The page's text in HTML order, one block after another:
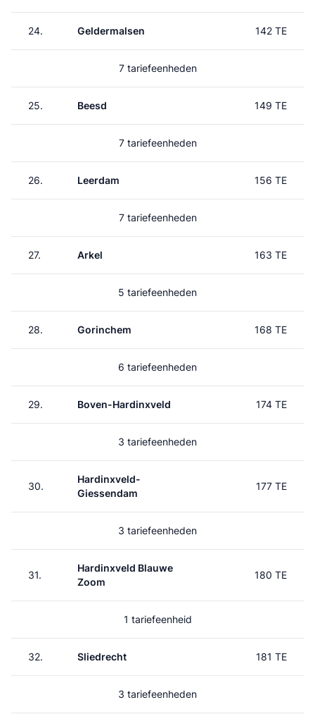
24. Geldermalsen 142 TE
7 tariefeenheden
25. Beesd 149 TE
7 tariefeenheden
26. Leerdam 156 TE
7 tariefeenheden
27. Arkel 163 TE
5 tariefeenheden
28. Gorinchem 168 TE
6 tariefeenheden
29. Boven-Hardinxveld 174 TE
3 tariefeenheden
30.
Hardinxveld-
Giessendam
177 TE
3 tariefeenheden
31.
Hardinxveld Blauwe
Zoom
180 TE
1 tariefeenheid
32. Sliedrecht 181 TE
3 tariefeenheden